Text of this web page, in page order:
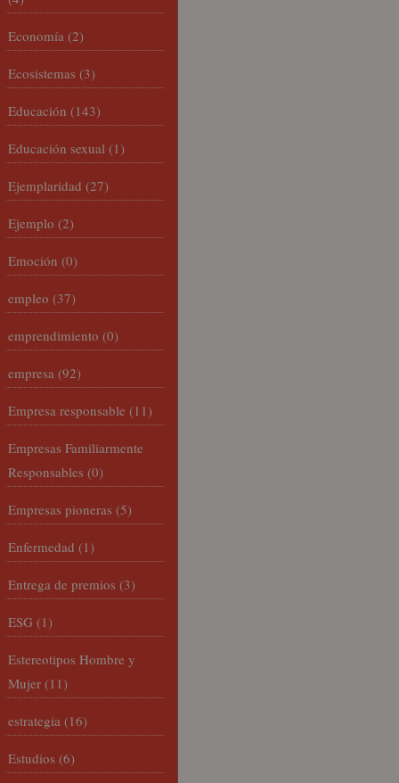
Economía (2)
Ecosistemas (3)
Educación (143)
Educación sexual (1)
Ejemplaridad (27)
Ejemplo (2)
Emoción (0)
empleo (37)
emprendimiento (0)
empresa (92)
Empresa responsable (11)
Empresas Familiarmente
Responsables (0)
Empresas pioneras (5)
Enfermedad (1)
Entrega de premios (3)
ESG (1)
Estereotipos Hombre y
Mujer (11)
estrategia (16)
Estudios (6)